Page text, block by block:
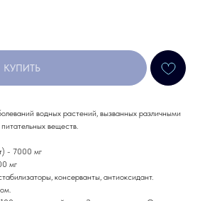
КУПИТЬ
водных растений, вызванных различными
веществ.
- 7000 мг
мг
консерванты, антиоксидант.